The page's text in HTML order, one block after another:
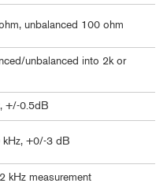
unbalanced 100 ohm
unbalanced into 2k or
+/-0.5dB
+0/-3 dB
kHz measurement